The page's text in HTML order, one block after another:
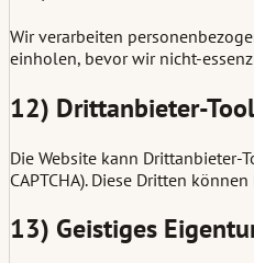
Wir verarbeiten
einholen, bevor wir nicht-
12) Drittanbieter-
Die Website kann Drittanbieter-
CAPTCHA). Diese Dritten
13) Geistiges